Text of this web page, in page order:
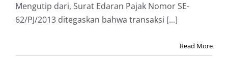
Mengutip dari, Surat Edaran Pajak Nomor SE-
62/PJ/2013 ditegaskan bahwa transaksi [...]
Read More